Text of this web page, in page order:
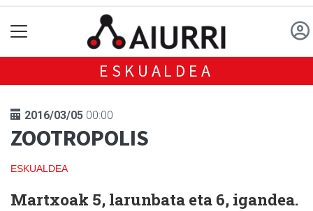
ESKUALDEA
2016/03/05 00:00
ZOOTROPOLIS
ESKUALDEA
Martxoak 5, larunbata eta 6, igandea.